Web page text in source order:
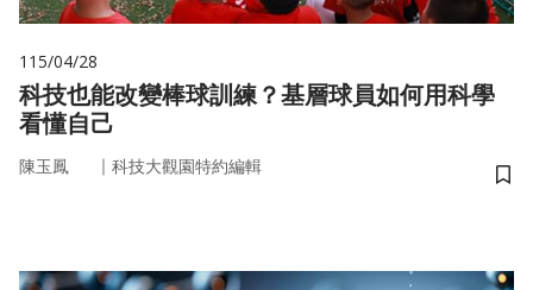
115/04/28
科技也能改變棒球訓練？基層球員如何用科學
看懂自己
陳玉鳳 ｜ 科技大觀園特約編輯
儲